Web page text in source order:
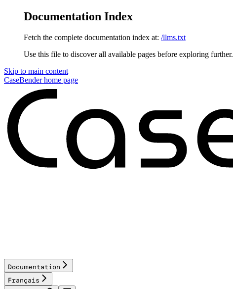
Documentation Index
Fetch the complete documentation index at: /llms.txt
Use this file to discover all available pages before exploring further.
Skip to main content
CaseBenderhome page
Documentation
Français